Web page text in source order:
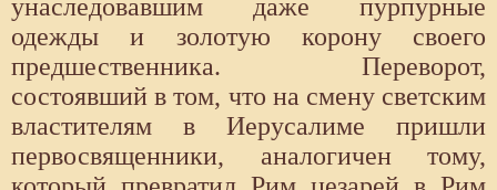
унаследовавшим даже пурпурные
одежды и золотую корону своего
предшественника. Переворот,
состоявший в том, что на смену светским
властителям в Иерусалиме пришли
первосвященники, аналогичен тому,